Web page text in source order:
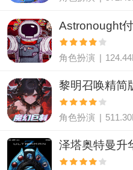
Astronought
角色扮演 |
黎明召唤精简
角色扮演 |
泽塔奥特曼升